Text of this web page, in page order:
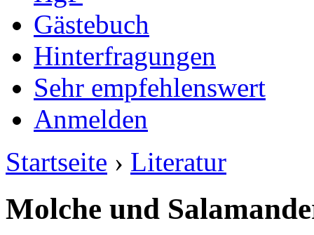
Gästebuch
Hinterfragungen
Sehr empfehlenswert
Anmelden
Startseite › Literatur
Molche und